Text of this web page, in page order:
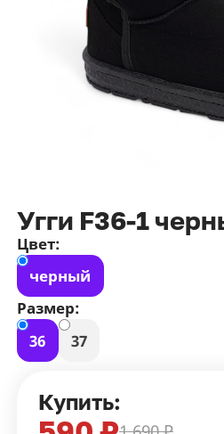
Угги F36-1
Цвет:
черный
Размер:
36
37
Купить:
данных
публичной
100 ₽